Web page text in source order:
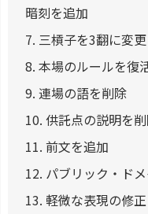
暗刻を追加
7. 三槓子を3翻に変更
8. 本場のルールを復
9. 連場の語を削除
10. 供託点の説明を
11. 前文を追加
12. パブリック・ド
13. 軽微な表現の修正